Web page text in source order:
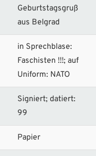
Geburtstagsgruß
aus Belgrad
in Sprechblase:
Faschisten !!!; auf
Uniform: NATO
Signiert; datiert:
99
Papier